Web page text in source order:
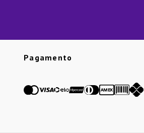
Pagamento